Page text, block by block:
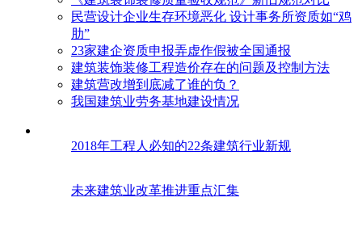
民营设计企业生存环境恶化 设计事务所资质如“鸡
肋”
23家建企资质申报弄虚作假被全国通报
建筑装饰装修工程造价存在的问题及控制方法
建筑营改增到底减了谁的负？
我国建筑业劳务基地建设情况
2018年工程人必知的22条建筑行业新规
未来建筑业改革推进重点汇集